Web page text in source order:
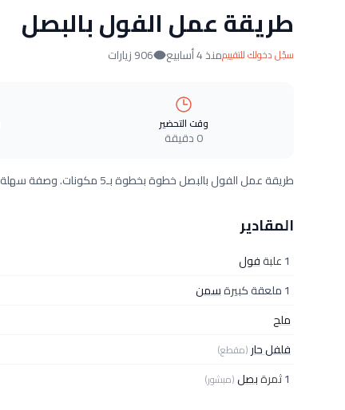
طريقة عمل الفول بالبصل
سجّل دخولك للتقييممنذ 4 أسابيع 906 زيارات
وقت التحضير
0 دقيقة
طريقة عمل الفول بالبصل خطوة بخطوة بـ5 مكونات. وصفة سهلة ومجرّبة من مطبخ دلوقتي تكفي 2 فرد، بمقادير دقيقة وخطوات واضحة.
المقادير
1 علبة
فول
1 ملعقة كبيرة
سمن
ملح
فلفل حار (مقطع)
1 ثمرة بصل(مبشور)